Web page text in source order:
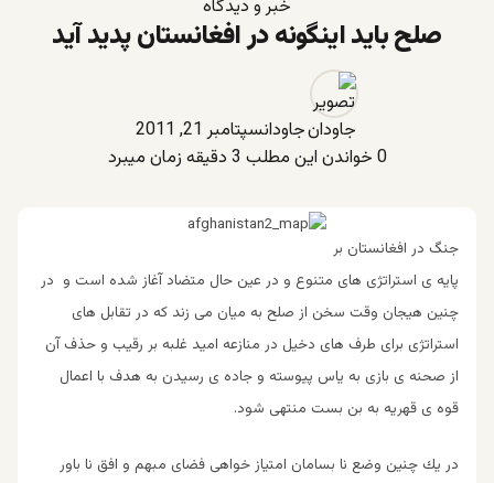
خبر و دیدگاه
صلح باید اینگونه در افغانستان پدید آید
جاودانسپتامبر 21, 2011
0 خواندن این مطلب 3 دقیقه زمان میبرد
جنگ در افغانستان بر
پایه ی استراتژی های متنوع و در عین حال متضاد آغاز شده است و در
چنین هیجان وقت سخن از صلح به میان می زند که در تقابل های
استراتژی برای طرف های دخیل در منازعه امید غلبه بر رقیب و حذف آن
از صحنه ی بازی به یاس پیوسته و جاده ی رسیدن به هدف با اعمال
قوه ی قهریه به بن بست منتهی شود.
در يك چنین وضع نا بسامان امتیاز خواهی فضای مبهم و افق نا باور